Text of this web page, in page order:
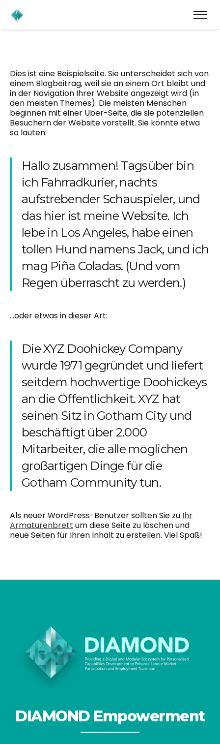
Dies ist eine Beispielseite. Sie unterscheidet sich von
einem Blogbeitrag, weil sie an einem Ort bleibt und
in der Navigation Ihrer Website angezeigt wird (in
den meisten Themes). Die meisten Menschen
beginnen mit einer Über-Seite, die sie potenziellen
Besuchern der Website vorstellt. Sie könnte etwa
so lauten:
Hallo zusammen! Tagsüber bin
ich Fahrradkurier, nachts
aufstrebender Schauspieler, und
das hier ist meine Website. Ich
lebe in Los Angeles, habe einen
tollen Hund namens Jack, und ich
mag Piña Coladas. (Und vom
Regen überrascht zu werden.)
...oder etwas in dieser Art:
Die XYZ Doohickey Company
wurde 1971 gegründet und liefert
seitdem hochwertige Doohickeys
an die Öffentlichkeit. XYZ hat
seinen Sitz in Gotham City und
beschäftigt über 2.000
Mitarbeiter, die alle möglichen
großartigen Dinge für die
Gotham Community tun.
Als neuer WordPress-Benutzer sollten Sie zu Ihr
Armaturenbrett um diese Seite zu löschen und
neue Seiten für Ihren Inhalt zu erstellen. Viel Spaß!
DIAMOND Empowerment